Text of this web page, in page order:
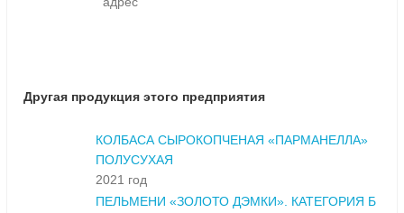
Другая продукция этого предприятия
КОЛБАСА СЫРОКОПЧЕНАЯ «ПАРМАНЕЛЛА»
ПОЛУСУХАЯ
2021 год
ПЕЛЬМЕНИ «ЗОЛОТО ДЭМКИ». КАТЕГОРИЯ Б